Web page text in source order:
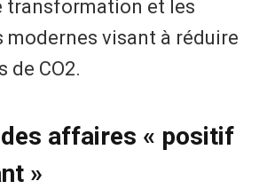
transformation et les
visant à réduire
de CO2.
affaires « positif
»